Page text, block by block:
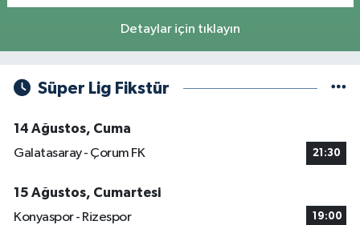
Detaylar için tıklayın
Süper Lig Fikstür
14 Ağustos, Cuma
Galatasaray - Çorum FK
21:30
15 Ağustos, Cumartesi
Konyaspor - Rizespor
19:00